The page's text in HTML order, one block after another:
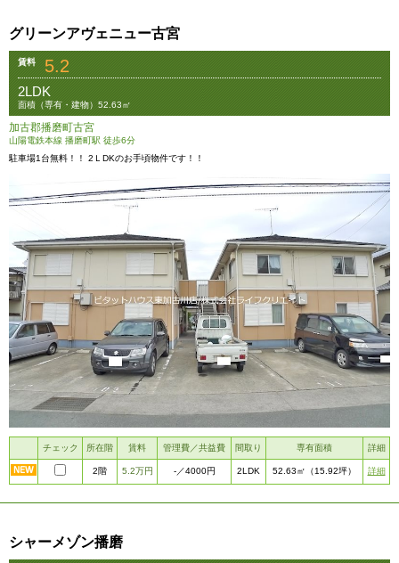
グリーンアヴェニュー古宮
賃料 5.2
2LDK
面積（専有・建物）52.63㎡
加古郡播磨町古宮
山陽電鉄本線 播磨町駅 徒歩6分
駐車場1台無料！！ 2ＬDKのお手頃物件です！！
チェック 所在階 賃料 管理費／共益費 間取り 専有面積 詳細
2階 5.2万円 -／4000円 2LDK 52.63㎡ （15.92坪） 詳細
シャーメゾン播磨